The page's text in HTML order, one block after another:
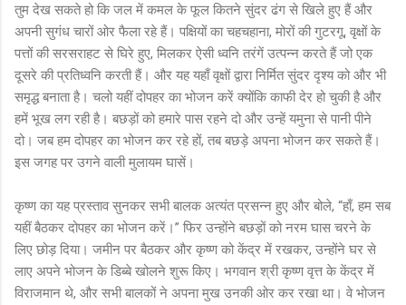
तुम देख सकते हो कि जल में कमल के फूल कितने सुंदर ढंग से खिले हुए हैं और
अपनी सुगंध चारों ओर फैला रहे हैं। पक्षियों का चहचहाना, मोरों की गुटरगू, वृक्षों के
पत्तों की सरसराहट से घिरे हुए, मिलकर ऐसी ध्वनि तरंगें उत्पन्न करते हैं जो एक
दूसरे की प्रतिध्वनि करती हैं। और यह यहाँ वृक्षों द्वारा निर्मित सुंदर दृश्य को और भी
समृद्ध बनाता है। चलो यहीं दोपहर का भोजन करें क्योंकि काफी देर हो चुकी है और
हमें भूख लग रही है। बछड़ों को हमारे पास रहने दो और उन्हें यमुना से पानी पीने
दो। जब हम दोपहर का भोजन कर रहे हों, तब बछड़े अपना भोजन कर सकते हैं।
इस जगह पर उगने वाली मुलायम घासें।
कृष्ण का यह प्रस्ताव सुनकर सभी बालक अत्यंत प्रसन्न हुए और बोले, “हाँ, हम सब
यहीं बैठकर दोपहर का भोजन करें।” फिर उन्होंने बछड़ों को नरम घास चरने के
लिए छोड़ दिया। जमीन पर बैठकर और कृष्ण को केंद्र में रखकर, उन्होंने घर से
लाए अपने भोजन के डिब्बे खोलने शुरू किए। भगवान श्री कृष्ण वृत्त के केंद्र में
विराजमान थे, और सभी बालकों ने अपना मुख उनकी ओर कर रखा था। वे भोजन